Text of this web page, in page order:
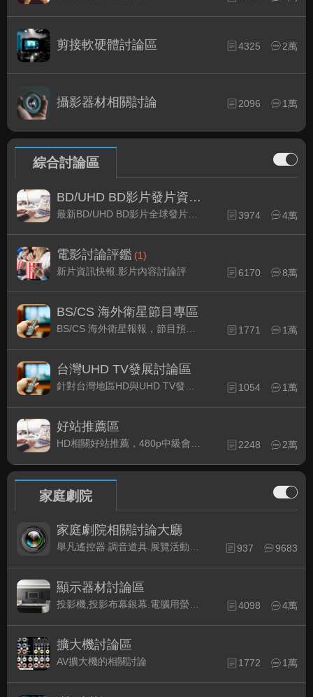
剪接軟硬體討論區 4325 2萬
攝影器材相關討論 2096 1萬
綜合討論區
BD/UHD BD影片發片資訊
3974 4萬
電影討論評鑑 (1)
新片資訊快報.影片內容討論評
6170 8萬
BS/CS 海外衛星節目專區
1771 1萬
台灣UHD TV發展討論區
1054 1萬
好站推薦區
HD相關好站推薦，480p中級會員以上限定 2248 2萬
家庭劇院
家庭劇院相關討論大廳
937 9683
顯示器材討論區
4098 4萬
擴大機討論區
AV擴大機的相關討論 1772 1萬